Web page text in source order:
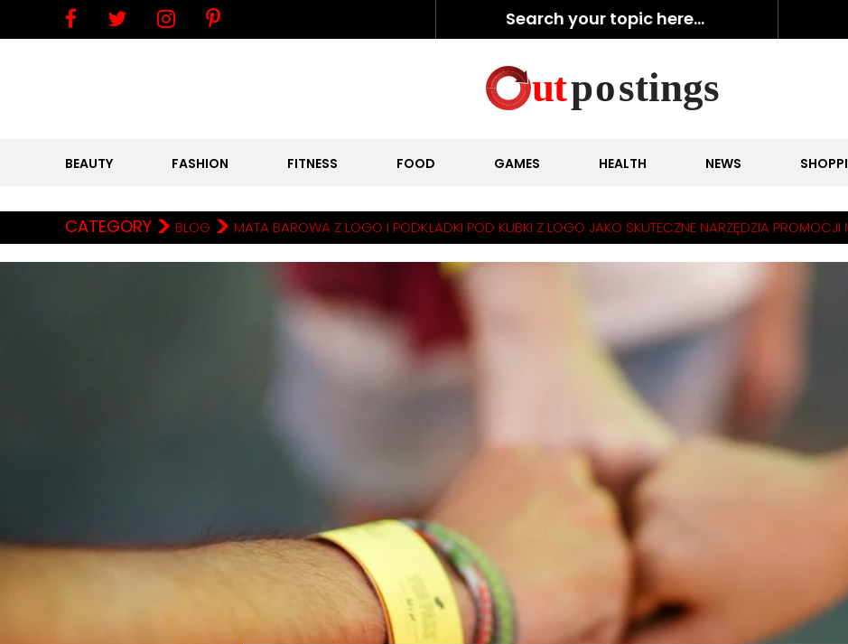
BEAUTY FASHION FITNESS FOOD GAMES HEALTH NEWS
CATEGORY > BLOG > MATA BAROWA Z LOGO I PODKŁADKI POD KUBKI Z LOGO JAKO SKUTECZNE NARZĘDZIA PROMOCJI